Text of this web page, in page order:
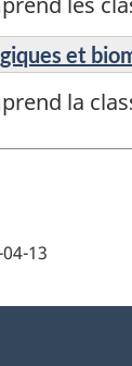
et
la
13